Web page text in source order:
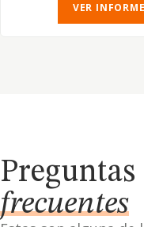
VER INFORME
Preguntas
frecuentes